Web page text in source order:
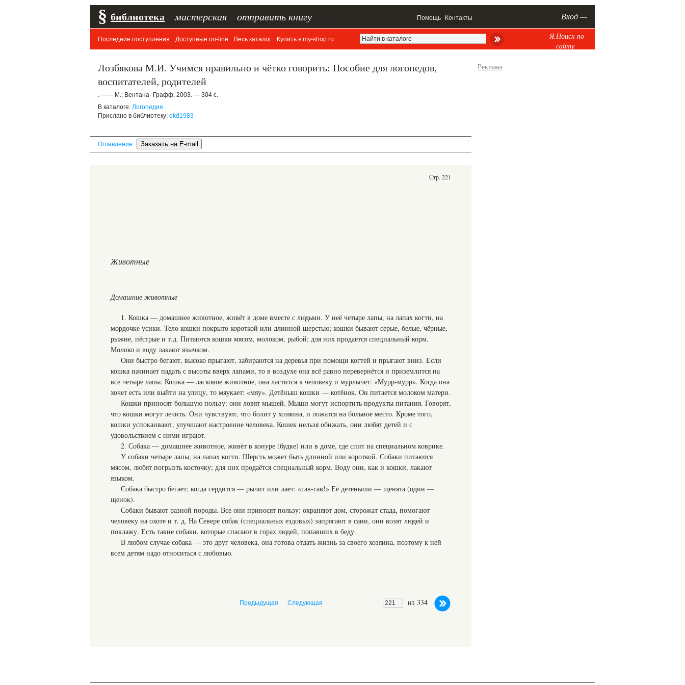
§ библиотека мастерская отправить книгу Помощь Контакты Вход —
Последние поступления Доступные on-line Весь каталог Купить в my-shop.ru
Я.Поиск по
сайту
Лозбякова М.И. Учимся правильно и чётко говорить: Пособие для логопедов,
воспитателей, родителей
. —— М.: Вентана- Графф, 2003. — 304 с.
В каталоге: Логопедия
Прислано в библиотеку: ekd1983
Оглавление
Стр. 221
Животные
Домашние животные
1. Кошка — домашнее животное, живёт в доме вместе с людьми. У неё четыре лапы, на лапах когти, на
мордочке усики. Тело кошки покрыто короткой или длинной шерстью; кошки бывают серые, белые, чёрные,
рыжие, пёстрые и т.д. Питаются кошки мясом, молоком, рыбой; для них продаётся специальный корм.
Молоко и воду лакают язычком.
Они быстро бегают, высоко прыгают, забираются на деревья при помощи когтей и прыгают вниз. Если
кошка начинает падать с высоты вверх лапами, то в воздухе она всё равно перевернётся и приземлится на
все четыре лапы. Кошка — ласковое животное, она ластится к человеку и мурлычет: «Мурр-мурр». Когда она
хочет есть или выйти на улицу, то мяукает: «мяу». Детёныш кошки — котёнок. Он питается молоком матери.
Кошки приносят большую пользу: они ловят мышей. Мыши могут испортить продукты питания. Говорят,
что кошки могут лечить. Они чувствуют, что болит у хозяина, и ложатся на больное место. Кроме того,
кошки успокаивают, улучшают настроение человека. Кошек нельзя обижать, они любят детей и с
удовольствием с ними играют.
2. Собака — домашнее животное, живёт в конуре (будке) или в доме, где спит на специальном коврике.
У собаки четыре лапы, на лапах когти. Шерсть может быть длинной или короткой. Собаки питаются
мясом, любят погрызть косточку; для них продаётся специальный корм. Воду они, как и кошки, лакают
языком.
Собака быстро бегает; когда сердится — рычит или лает: «гав-гав!» Её детёныши — щенята (один —
щенок).
Собаки бывают разной породы. Все они приносят пользу: охраняют дом, сторожат стада, помогают
человеку на охоте и т. д. На Севере собак (специальных ездовых) запрягают в сани, они возят людей и
поклажу. Есть такие собаки, которые спасают в горах людей, попавших в беду.
В любом случае собака — это друг человека, она готова отдать жизнь за своего хозяина, поэтому к ней
всем детям надо относиться с любовью.
из 334
Предыдущая Следующая
Реклама